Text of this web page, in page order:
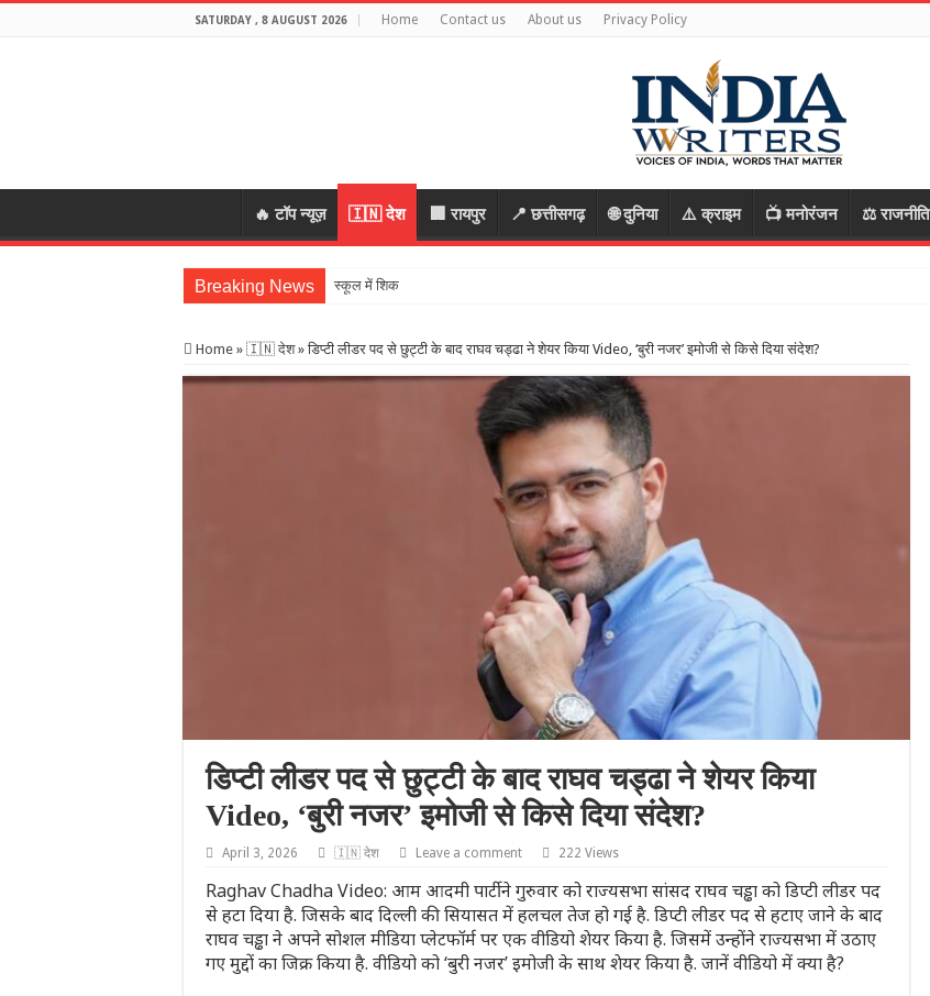
SATURDAY , 8 AUGUST 2026 Home Contact us About us Privacy Policy
🔥 टॉप न्यूज़ 🇮🇳 देश 🏢 रायपुर 📍 छत्तीसगढ़ 🌐 दुनिया ⚠️ क्राइम 📺 मनोरंजन ⚖️ राजनीति
Breaking News स्कूल में शिक्षकों की शराब पार्ट
Home » 🇮🇳 देश » डिप्टी लीडर पद से छुट्टी के बाद राघव चड्ढा ने शेयर किया Video, ‘बुरी नजर’ इमोजी से किसे दिया संदेश?
डिप्टी लीडर पद से छुट्टी के बाद राघव चड्ढा ने शेयर किया
Video, ‘बुरी नजर’ इमोजी से किसे दिया संदेश?
April 3, 2026 🇮🇳 देश Leave a comment 222 Views
Raghav Chadha Video: आम आदमी पार्टी ने गुरुवार को राज्यसभा सांसद राघव चड्ढा को डिप्टी लीडर पद
से हटा दिया है. जिसके बाद दिल्ली की सियासत में हलचल तेज हो गई है. डिप्टी लीडर पद से हटाए जाने के बाद
राघव चड्ढा ने अपने सोशल मीडिया प्लेटफॉर्म पर एक वीडियो शेयर किया है. जिसमें उन्होंने राज्यसभा में उठाए
गए मुद्दों का जिक्र किया है. वीडियो को ‘बुरी नजर’ इमोजी के साथ शेयर किया है. जानें वीडियो में क्या है?